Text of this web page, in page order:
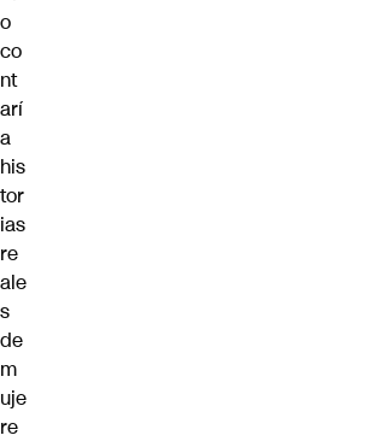
o
co
nt
arí
a
his
tor
ias
re
ale
s
de
m
uje
re